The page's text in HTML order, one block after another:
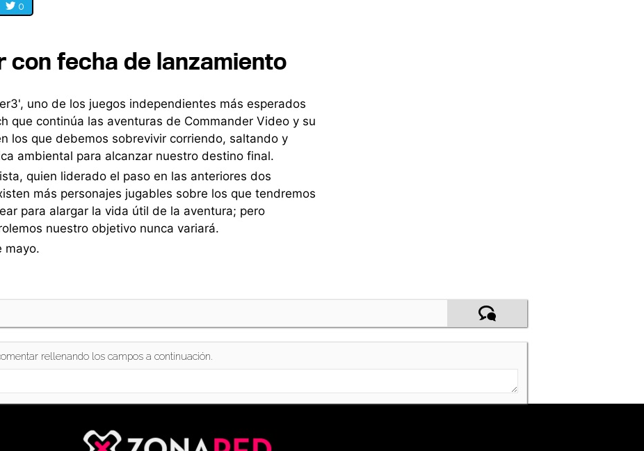
0
con fecha de lanzamiento
uno de los juegos independientes más esperados
que continúa las aventuras de Commander Video y su
los que debemos sobrevivir corriendo, saltando y
ambiental para alcanzar nuestro destino final.
quien liderado el paso en las anteriores dos
más personajes jugables sobre los que tendremos
para alargar la vida útil de la aventura; pero
nuestro objetivo nunca variará.
mayo.
rellenando los campos a continuación.